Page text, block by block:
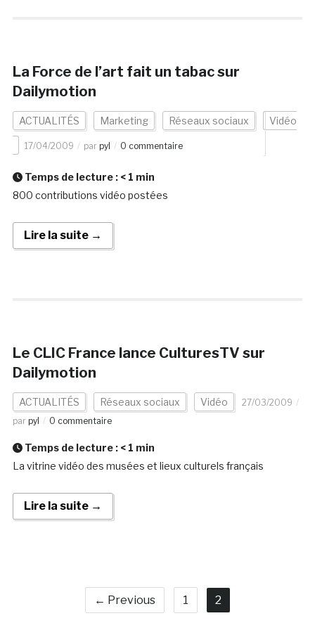
La Force de l’art fait un tabac sur
Dailymotion
ACTUALITÉS Marketing Réseaux sociaux Vidéo
17/04/2009 par pyl 0 commentaire
Temps de lecture : < 1 min
800 contributions vidéo postées
Lire la suite →
Le CLIC France lance CulturesTV sur
Dailymotion
ACTUALITÉS Réseaux sociaux Vidéo
27/03/2009
par pyl 0 commentaire
Temps de lecture : < 1 min
La vitrine vidéo des musées et lieux culturels français
Lire la suite →
← Previous 1 2